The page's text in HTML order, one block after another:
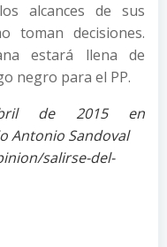
alcances de sus
toman decisiones.
estará llena de
negro para el PP.
de 2015 en
Antonio Sandoval
salirse-del-